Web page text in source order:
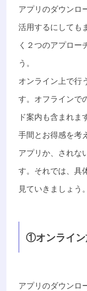
アプリのダウンロ
活用するにしても
く２つのアプロー
う。
オンライン上で行
す。オフラインで
ド案内も含まれ
手間とお得感を考
アプリか、されな
す。それでは、具
見ていきましょう。
①オンライ
アプリのダウンロ